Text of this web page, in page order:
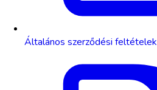
Általános szerződési feltételek